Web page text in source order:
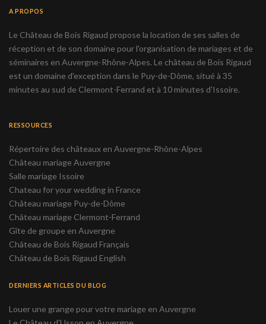
A PROPOS
Le Château de Bois Rigaud propose la location de ses salles de
réception et de son domaine pour l'organisation de mariages et de
séminaires en Auvergne-Rhône-Alpes. Le château de Bois Rigaud
est un domaine d'exception dans le Puy-de-Dôme, situé à 35
minutes au sud de Clermont-Ferrand et à 10 minutes d'Issoire.
RESSOURCES
Répertoire des châteaux en Auvergne-Rhône-Alpes
Château mariage Auvergne
Salle mariage Issoire
Chateau for your wedding in France
Château mariage Puy-de-Dôme
Château mariage Clermont-Ferrand
Gîte de groupe en Auvergne
Château de Bois Rigaud Français
Château de Bois Rigaud English
DERNIERS ARTICLES DU BLOG
Louer une grange pour votre mariage en Auvergne